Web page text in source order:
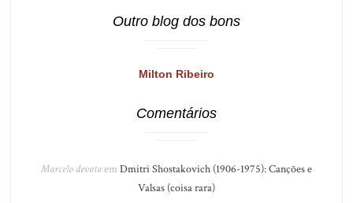
Outro blog dos bons
Milton Ribeiro
Comentários
Marcelo devotoem Dmitri Shostakovich (1906-1975): Canções e
Valsas (coisa rara)